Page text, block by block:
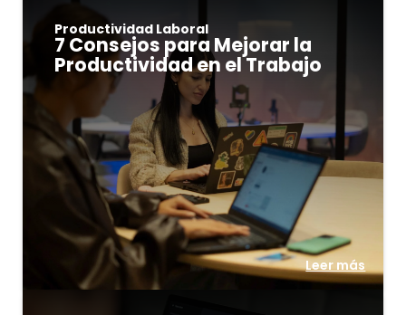
Productividad Laboral
7 Consejos para Mejorar la
Productividad en el Trabajo
Leer más